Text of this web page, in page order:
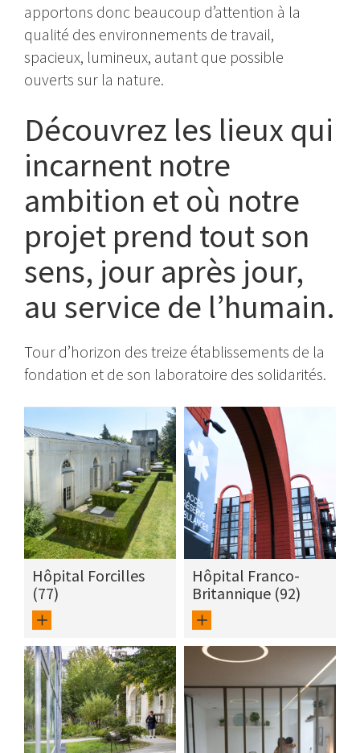
apportons donc beaucoup d’attention à la
qualité des environnements de travail,
spacieux, lumineux, autant que possible
ouverts sur la nature.
Découvrez les lieux qui
incarnent notre
ambition et où notre
projet prend tout son
sens, jour après jour,
au service de l’humain.
Tour d’horizon des treize établissements de la
fondation et de son laboratoire des solidarités.
Hôpital Forcilles
(77)
Hôpital Franco-
Britannique (92)